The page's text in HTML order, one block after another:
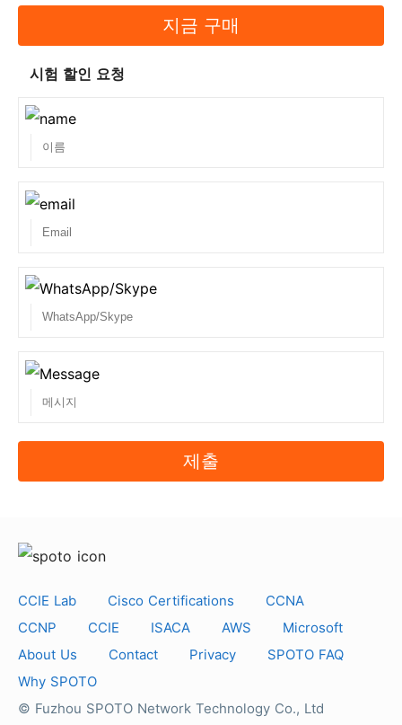
에 따라 업데이트됩니다.
연습은 최소 3일 이상 하는 것이 좋습니다.
제품을 연장하려면 어떻게 해야 하나요?
간을 연장할 수 있는 경우
can practice the written dumps on the remote
server.
8. 덤프 연습은 어떻게 하나요?
필기 덤프는 원격 서버에서 연습합니다. 원격 서버는
제 후 원격 서버에 로그인할 수 있는 계정을 보내드립
니다.
특별한 날에는 항상 특별 할인이 있습니다. 관심이 있
support@spoto.net 으로 연락하여 할인 혜택을 받으
시고 정기적으로 사이트를 확인하시기 바랍니다.
10. 제3자가 웹사이트에서 고객 정보를 볼 수 있나요?
아니요, 그럴 수 없습니다. SPOTO는 모든 고객의 개인
지금 구매
시험 할인 요청
제출
CCIE Lab Cisco Certifications
CCNA
CCNP
CCIE ISACA AWS
Microsoft
About Us
Contact Privacy
SPOTO FAQ
Why SPOTO
© Fuzhou SPOTO Network Technology Co., Ltd